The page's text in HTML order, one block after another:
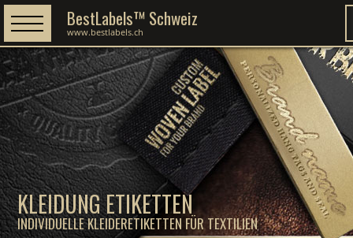
KLEIDUNG ETIKETTEN
INDIVIDUELLE KLEIDERETIKETTEN FÜR TEXTILIEN
BestLabels™ Schweiz
www.bestlabels.ch